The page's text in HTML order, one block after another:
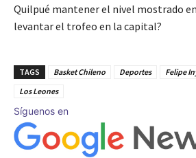
Quilpué mantener el nivel mostrado
levantar el trofeo en la capital?
TAGS Basket Chileno Deportes Felipe
Los Leones
Síguenos en